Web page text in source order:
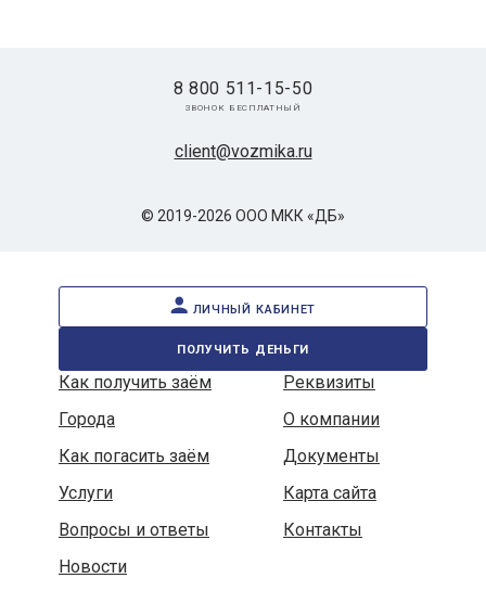
© 2019-2026 ООО МКК «ДБ»
client@vozmika.ru
8 800 511-15-50
звонок бесплатный
личный кабинет
получить деньги
Как получить заём
Реквизиты
Города
О компании
Как погасить заём
Документы
Услуги
Карта сайта
Вопросы и ответы
Контакты
Новости